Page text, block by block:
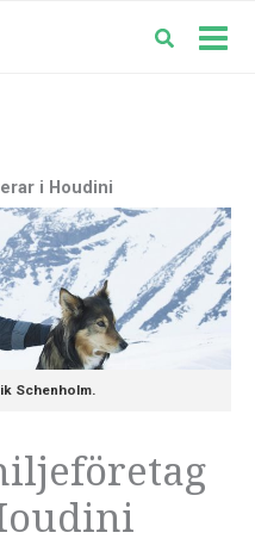
i Houdini
Schenholm.